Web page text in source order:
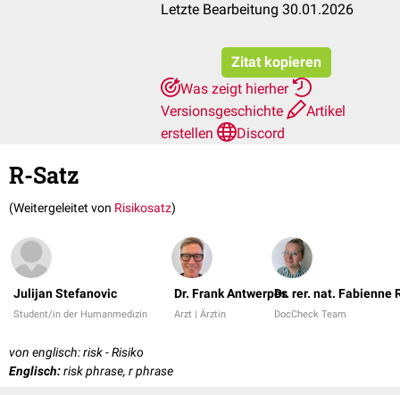
Letzte Bearbeitung 30.01.2026
Zitat kopieren
Was zeigt hierher
Versionsgeschichte
Artikel
erstellen
Discord
R-Satz
(Weitergeleitet von Risikosatz)
Julijan Stefanovic
Student/in der Humanmedizin
Dr. Frank Antwerpes
Arzt | Ärztin
Dr. rer. nat. Fabienne
DocCheck Team
von englisch: risk - Risiko
Englisch:risk phrase, r phrase